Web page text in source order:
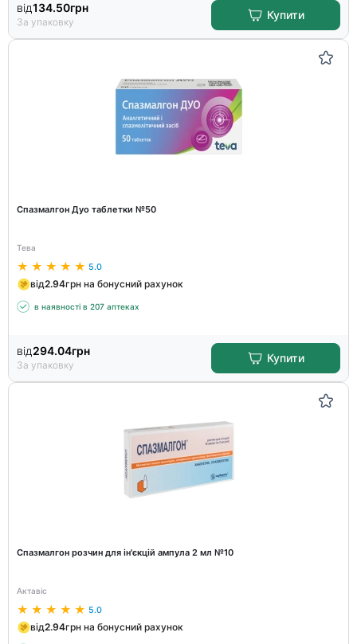
від134.50грн
За упаковку
Купити
Спазмалгон Дуо таблетки №50
Тева
5.0
від2.94грн на бонусний рахунок
в наявності в 207 аптеках
від294.04грн
За упаковку
Купити
Спазмалгон розчин для ін'єкцій ампула 2 мл №10
Актавіс
5.0
від2.94грн на бонусний рахунок